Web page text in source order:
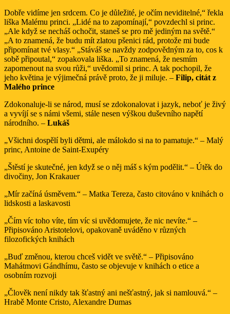
Dobře vidíme jen srdcem. Co je důležité, je očím neviditelné,“ řekla
liška Malému princi. „Lidé na to zapomínají,“ povzdechl si princ.
„Ale když se necháš ochočit, staneš se pro mě jediným na světě.“
„A to znamená, že budu mít zlatou pšenici rád, protože mi bude
připomínat tvé vlasy.“ „Stáváš se navždy zodpovědným za to, cos k
sobě připoutal,“ zopakovala liška. „To znamená, že nesmím
zapomenout na svou růži,“ uvědomil si princ. A tak pochopil, že
jeho květina je výjimečná právě proto, že ji miluje. – Filip, citát z
Malého prince
Zdokonaluje-li se národ, musí se zdokonalovat i jazyk, neboť je živý
a vyvíjí se s námi všemi, stále nesen výškou duševního napětí
národního. – Lukáš
„Všichni dospělí byli dětmi, ale málokdo si na to pamatuje.“ – Malý
princ, Antoine de Saint-Exupéry
„Štěstí je skutečné, jen když se o něj máš s kým podělit.“ – Útěk do
divočiny, Jon Krakauer
„Mír začíná úsměvem.“ – Matka Tereza, často citováno v knihách o
lidskosti a laskavosti
„Čím víc toho víte, tím víc si uvědomujete, že nic nevíte.“ –
Připisováno Aristotelovi, opakovaně uváděno v různých
filozofických knihách
„Buď změnou, kterou chceš vidět ve světě.“ – Připisováno
Mahátmovi Gándhímu, často se objevuje v knihách o etice a
osobním rozvoji
„Člověk není nikdy tak šťastný ani nešťastný, jak si namlouvá.“ –
Hrabě Monte Cristo, Alexandre Dumas